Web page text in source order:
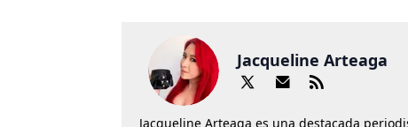
Jacqueline Arteaga
Jacqueline Arteaga es una destacada